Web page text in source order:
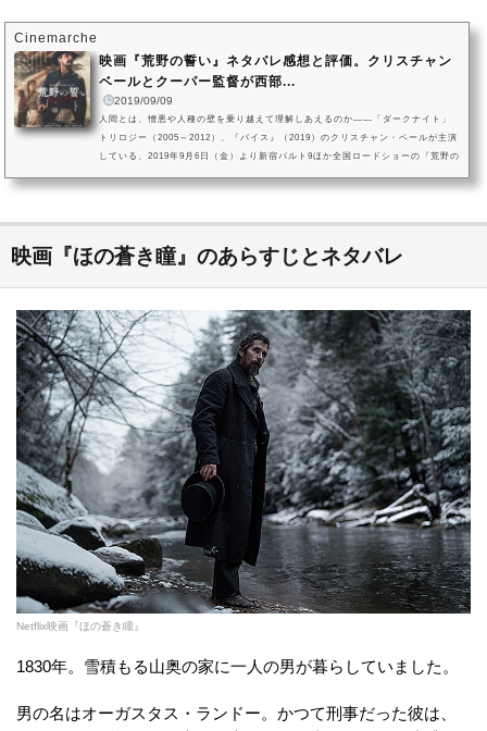
Cinemarche
映画『荒野の誓い』ネタバレ感想と評価。クリスチャン
ベールとクーパー監督が西部...
2019/09/09
人間とは、憎悪や人種の壁を乗り越えて理解しあえるのか――「ダークナイト」
トリロジー（2005～2012）、『バイス』（2019）のクリスチャン・ベールが主演
している、2019年9月6日（金）より新宿バルト9ほか全国ロードショーの『荒野の
映画『ほの蒼き瞳』のあらすじとネタバレ
Netflix映画『ほの蒼き瞳』
1830年。雪積もる山奥の家に一人の男が暮らしていました。
男の名はオーガスタス・ランドー。かつて刑事だった彼は、